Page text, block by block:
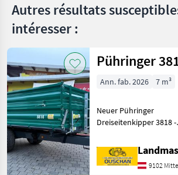
Autres résultats
intéresser :
Pühringer
Ann. fab. 2026 7 m³
Neuer Pühringer
Dreiseitenkipper 3818 -
Nutzlast 6000kg -
Brückenmaße
3850x1820mm -9102